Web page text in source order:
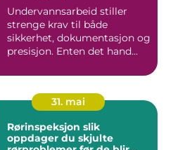
Undervannsarbeid stiller
strenge krav til både
sikkerhet, dokumentasjon og
presisjon. Enten det hand...
31. mai
Rørinspeksjon slik
oppdager du skjulte